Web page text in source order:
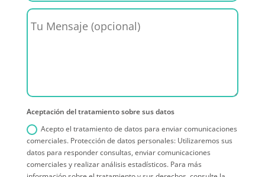
Aceptación del tratamiento sobre sus datos
Acepto el tratamiento de datos para enviar comunicaciones
comerciales. Protección de datos personales: Utilizaremos sus
datos para responder consultas, enviar comunicaciones
comerciales y realizar análisis estadísticos. Para más